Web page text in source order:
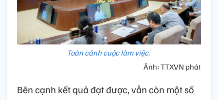
Toàn cảnh cuộc làm việc.
Ảnh: TTXVN phát
Bên cạnh kết quả đạt được, vẫn còn một số